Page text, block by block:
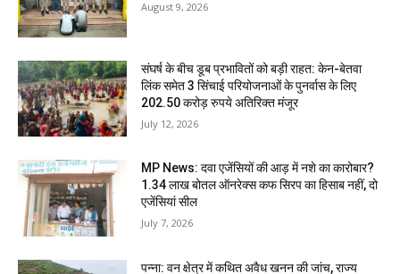
August 9, 2026
संघर्ष के बीच डूब प्रभावितों को बड़ी राहत: केन-बेतवा
लिंक समेत 3 सिंचाई परियोजनाओं के पुनर्वास के लिए
202.50 करोड़ रुपये अतिरिक्त मंजूर
July 12, 2026
MP News: दवा एजेंसियों की आड़ में नशे का कारोबार?
1.34 लाख बोतल ऑनरेक्स कफ सिरप का हिसाब नहीं, दो
एजेंसियां सील
July 7, 2026
पन्ना: वन क्षेत्र में कथित अवैध खनन की जांच, राज्य